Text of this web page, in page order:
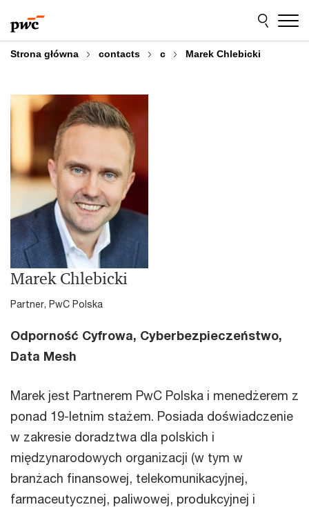
do
treści
do
stopki
Strona główna contacts c Marek Chlebicki
Marek Chlebicki
Partner, PwC Polska
Odporność Cyfrowa, Cyberbezpieczeństwo,
Data Mesh
Marek jest Partnerem PwC Polska i menedżerem z
ponad 19-letnim stażem. Posiada doświadczenie
w zakresie doradztwa dla polskich i
międzynarodowych organizacji (w tym w
branżach finansowej, telekomunikacyjnej,
farmaceutycznej, paliwowej, produkcyjnej i